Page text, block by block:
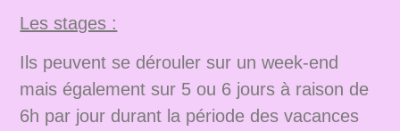
Les stages :
Ils peuvent se dérouler sur un week-end
mais également sur 5 ou 6 jours à raison de
6h par jour durant la période des vacances